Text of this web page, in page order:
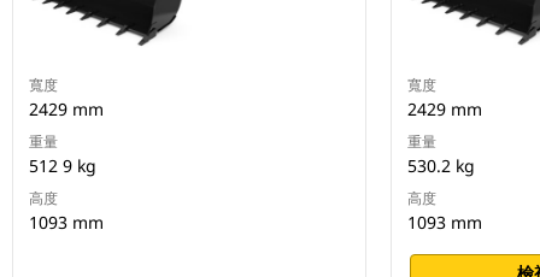
寬度
2429 mm
重量
512 9 kg
高度
1093 mm
寬度
2429 mm
重量
530.2 kg
高度
1093 mm